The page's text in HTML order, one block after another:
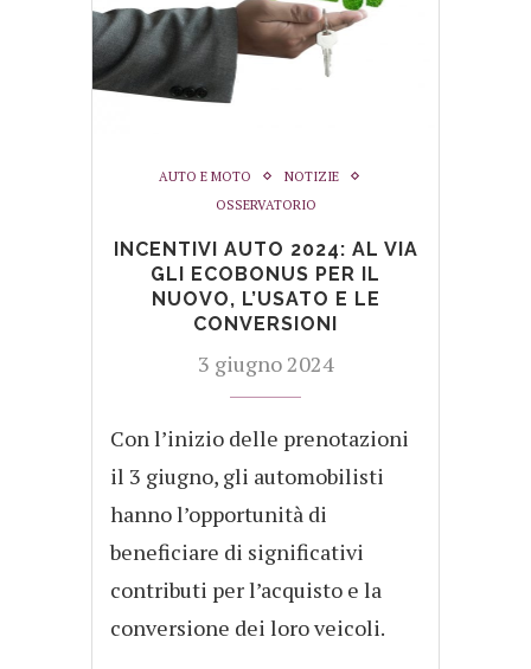
AUTO E MOTO
NOTIZIE
OSSERVATORIO
INCENTIVI AUTO 2024: AL VIA
GLI ECOBONUS PER IL
NUOVO, L’USATO E LE
CONVERSIONI
3 giugno 2024
Con l’inizio delle prenotazioni
il 3 giugno, gli automobilisti
hanno l’opportunità di
beneficiare di significativi
contributi per l’acquisto e la
conversione dei loro veicoli.